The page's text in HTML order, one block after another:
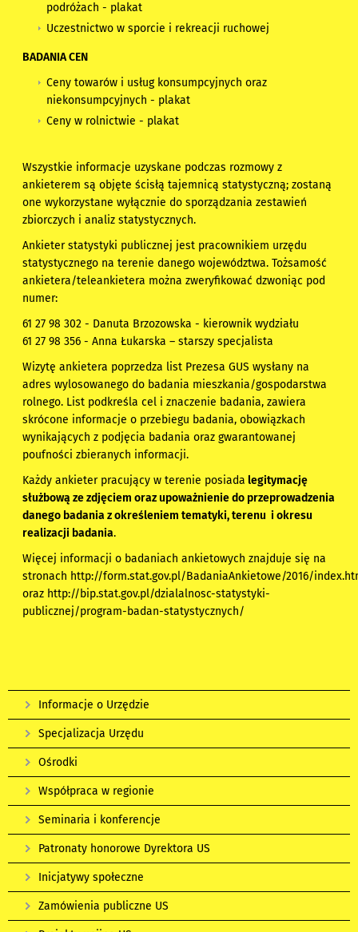
podróżach - plakat
Uczestnictwo w sporcie i rekreacji ruchowej
BADANIA CEN
Ceny towarów i usług konsumpcyjnych oraz
niekonsumpcyjnych - plakat
Ceny w rolnictwie - plakat
Wszystkie informacje uzyskane podczas rozmowy z
ankieterem są objęte ścisłą tajemnicą statystyczną; zostaną
one wykorzystane wyłącznie do sporządzania zestawień
zbiorczych i analiz statystycznych.
Ankieter statystyki publicznej jest pracownikiem urzędu
statystycznego na terenie danego województwa. Tożsamość
ankietera/teleankietera można zweryfikować dzwoniąc pod
numer:
61 27 98 302 - Danuta Brzozowska - kierownik wydziału
61 27 98 356 - Anna Łukarska – starszy specjalista
Wizytę ankietera poprzedza list Prezesa GUS wysłany na
adres wylosowanego do badania mieszkania/gospodarstwa
rolnego. List podkreśla cel i znaczenie badania, zawiera
skrócone informacje o przebiegu badania, obowiązkach
wynikających z podjęcia badania oraz gwarantowanej
poufności zbieranych informacji.
Każdy ankieter pracujący w terenie posiada legitymację
służbową ze zdjęciem oraz upoważnienie do przeprowadzenia
danego badania z określeniem tematyki, terenu i okresu
realizacji badania.
Więcej informacji o badaniach ankietowych znajduje się na
stronach http://form.stat.gov.pl/BadaniaAnkietowe/2016/
oraz http://bip.stat.gov.pl/dzialalnosc-statystyki-
publicznej/program-badan-statystycznych/
Informacje o Urzędzie
Specjalizacja Urzędu
Ośrodki
Współpraca w regionie
Seminaria i konferencje
Patronaty honorowe Dyrektora US
Inicjatywy społeczne
Zamówienia publiczne US